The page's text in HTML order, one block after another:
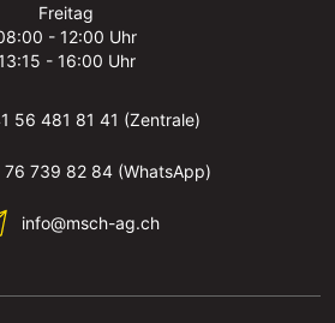
Freitag
- 12:00 Uhr
- 16:00 Uhr
56 481 81 41 (Zentrale)
76 739 82 84 (WhatsApp)
info@msch-ag.ch